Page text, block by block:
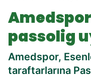
passolig
Amedspor,
taraftarlarına